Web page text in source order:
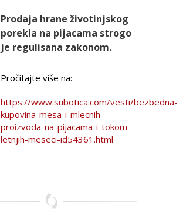
Prodaja hrane životinjskog
porekla na pijacama strogo
je regulisana zakonom.
Pročitajte više na:
https://www.subotica.com/vesti/bezbedna-
kupovina-mesa-i-mlecnih-
proizvoda-na-pijacama-i-tokom-
letnjih-meseci-id54361.html